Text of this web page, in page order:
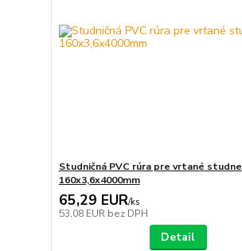
Studničná PVC rúra pre vrtané studne
160x3,6x4000mm
65,29 EUR/ks
53,08 EUR bez DPH
Detail